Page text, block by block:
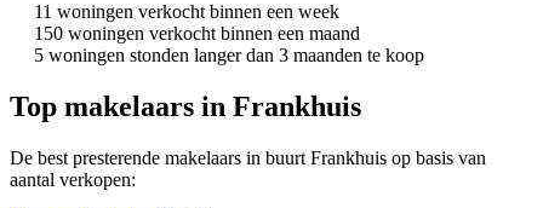
11 woningen verkocht binnen een week
150 woningen verkocht binnen een maand
5 woningen stonden langer dan 3 maanden te koop
Top makelaars in Frankhuis
De best presterende makelaars in buurt Frankhuis op basis van
aantal verkopen: